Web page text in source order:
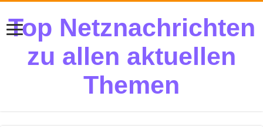
Top Netznachrichten
zu allen aktuellen
Themen